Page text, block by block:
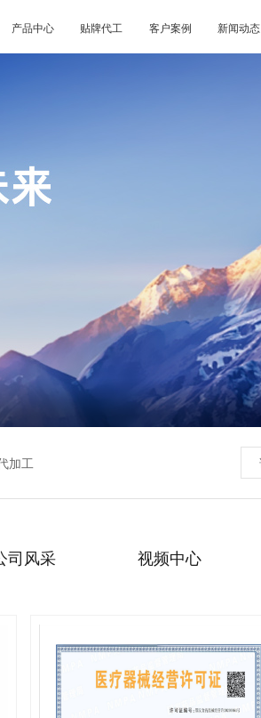
产品中心 贴牌代工 客户案例 新闻动态
加工
司风采 视频中心